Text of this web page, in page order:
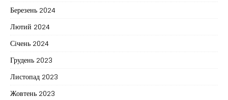
Березень 2024
Лютий 2024
Січень 2024
Грудень 2023
Листопад 2023
Жовтень 2023